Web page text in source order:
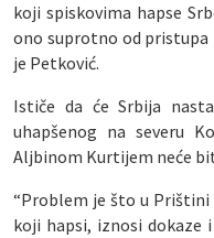
koji spiskovima hapse
ono suprotno od pristupa
je Petković.
Ističe da će Srbija
uhapšenog na severu
Aljbinom Kurtijem neće
“Problem je što u Prištini
koji hapsi, iznosi dokaze